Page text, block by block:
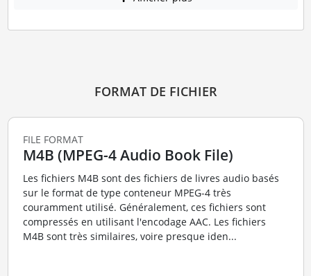
FORMAT DE FICHIER
FILE FORMAT
M4B (MPEG-4 Audio Book File)
Les fichiers M4B sont des fichiers de livres audio basés
sur le format de type conteneur MPEG-4 très
couramment utilisé. Généralement, ces fichiers sont
compressés en utilisant l'encodage AAC. Les fichiers
M4B sont très similaires, voire presque iden...